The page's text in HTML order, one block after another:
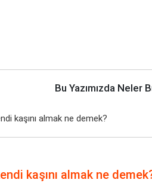
Bu Yazımızda Neler
kaşını almak ne demek?
kaşını almak ne